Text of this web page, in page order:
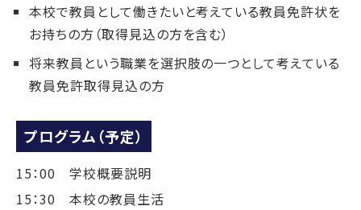
本校で教員として働きたいと考えている教員免許状を
お持ちの方（取得見込の方を含む）
将来教員という職業を選択肢の一つとして考えている
教員免許取得見込の方
プログラム（予定）
15：00 学校概要説明
15：30 本校の教員生活